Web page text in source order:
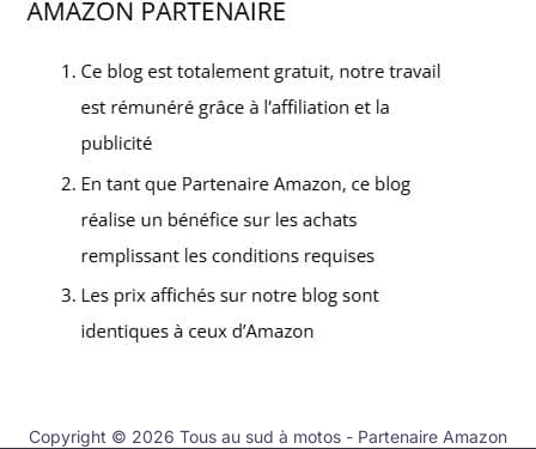
Copyright © 2026 Tous au sud à motos - Partenaire Amazon